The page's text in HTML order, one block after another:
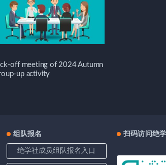
off meeting of 2024 Autumn
up activity
组队报名
绝学社成员组队报名入口
扫码访问绝